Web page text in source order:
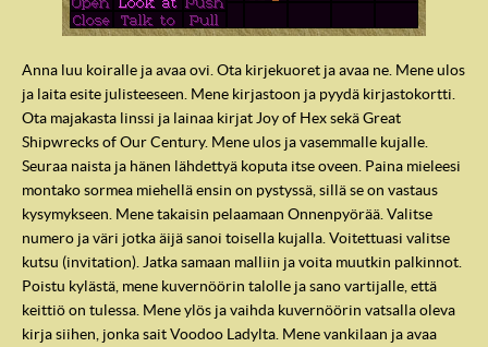
Anna luu koiralle ja avaa ovi. Ota kirjekuoret ja avaa ne. Mene ulos
ja laita esite julisteeseen. Mene kirjastoon ja pyydä kirjastokortti.
Ota majakasta linssi ja lainaa kirjat Joy of Hex sekä Great
Shipwrecks of Our Century. Mene ulos ja vasemmalle kujalle.
Seuraa naista ja hänen lähdettyä koputa itse oveen. Paina mieleesi
montako sormea miehellä ensin on pystyssä, sillä se on vastaus
kysymykseen. Mene takaisin pelaamaan Onnenpyörää. Valitse
numero ja väri jotka äijä sanoi toisella kujalla. Voitettuasi valitse
kutsu (invitation). Jatka samaan malliin ja voita muutkin palkinnot.
Poistu kylästä, mene kuvernöörin talolle ja sano vartijalle, että
keittiö on tulessa. Mene ylös ja vaihda kuvernöörin vatsalla oleva
kirja siihen, jonka sait Voodoo Ladylta. Mene vankilaan ja avaa